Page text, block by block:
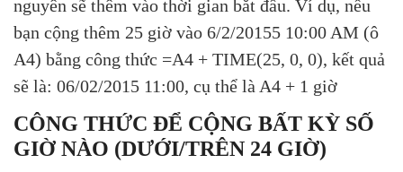
nguyên sẽ thêm vào thời gian bắt đầu. Ví dụ, nếu
bạn cộng thêm 25 giờ vào 6/2/20155 10:00 AM (ô
A4) bằng công thức =A4 + TIME(25, 0, 0), kết quả
sẽ là: 06/02/2015 11:00, cụ thể là A4 + 1 giờ
CÔNG THỨC ĐỂ CỘNG BẤT KỲ SỐ
GIỜ NÀO (DƯỚI/TRÊN 24 GIỜ)